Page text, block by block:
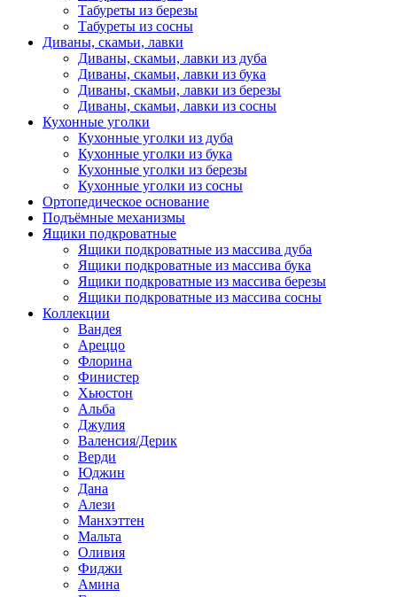
Табуреты из березы
Табуреты из сосны
Диваны, скамьи, лавки
Диваны, скамьи, лавки из дуба
Диваны, скамьи, лавки из бука
Диваны, скамьи, лавки из березы
Диваны, скамьи, лавки из сосны
Кухонные уголки
Кухонные уголки из дуба
Кухонные уголки из бука
Кухонные уголки из березы
Кухонные уголки из сосны
Ортопедическое основание
Подъёмные механизмы
Ящики подкроватные
Ящики подкроватные из массива дуба
Ящики подкроватные из массива бука
Ящики подкроватные из массива березы
Ящики подкроватные из массива сосны
Коллекции
Вандея
Ареццо
Флорина
Финистер
Хьюстон
Альба
Джулия
Валенсия/Дерик
Верди
Юджин
Дана
Алези
Манхэттен
Мальта
Оливия
Фиджи
Амина